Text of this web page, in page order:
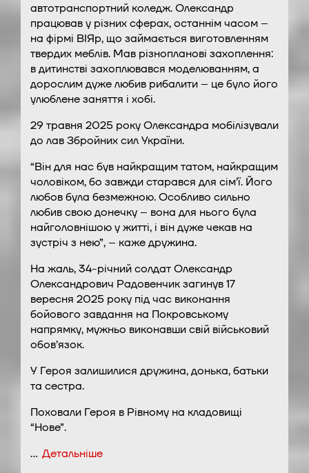
автотранспортний коледж. Олександр
працював у різних сферах, останнім часом –
на фірмі ВІЯр, що займається виготовленням
твердих меблів. Мав різнопланові захоплення:
в дитинстві захоплювався моделюванням, а
дорослим дуже любив рибалити – це було його
улюблене заняття і хобі.
29 травня 2025 року Олександра мобілізували
до лав Збройних сил України.
“Він для нас був найкращим татом, найкращим
чоловіком, бо завжди старався для сім’ї. Його
любов була безмежною. Особливо сильно
любив свою донечку – вона для нього була
найголовнішою у житті, і він дуже чекав на
зустріч з нею”, – каже дружина.
На жаль, 34-річний солдат Олександр
Олександрович Радовенчик загинув 17
вересня 2025 року під час виконання
бойового завдання на Покровському
напрямку, мужньо виконавши свій військовий
обов’язок.
У Героя залишилися дружина, донька, батьки
та сестра.
Поховали Героя в Рівному на кладовищі
“Нове”.
… Детальніше